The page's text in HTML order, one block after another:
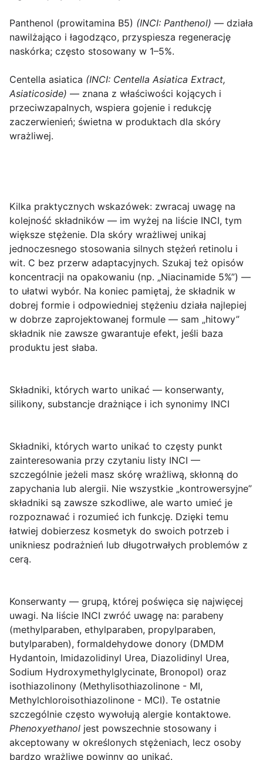
Panthenol (prowitamina B5) (INCI: Panthenol) — działa
nawilżająco i łagodząco, przyspiesza regenerację
naskórka; często stosowany w 1–5%.
Centella asiatica (INCI: Centella Asiatica Extract,
Asiaticoside) — znana z właściwości kojących i
przeciwzapalnych, wspiera gojenie i redukcję
zaczerwienień; świetna w produktach dla skóry
wrażliwej.
Kilka praktycznych wskazówek: zwracaj uwagę na
kolejność składników — im wyżej na liście INCI, tym
większe stężenie. Dla skóry wrażliwej unikaj
jednoczesnego stosowania silnych stężeń retinolu i
wit. C bez przerw adaptacyjnych. Szukaj też opisów
koncentracji na opakowaniu (np. „Niacinamide 5%”) —
to ułatwi wybór. Na koniec pamiętaj, że składnik w
dobrej formie i odpowiedniej stężeniu działa najlepiej
w dobrze zaprojektowanej formule — sam „hitowy”
składnik nie zawsze gwarantuje efekt, jeśli baza
produktu jest słaba.
Składniki, których warto unikać — konserwanty,
silikony, substancje drażniące i ich synonimy INCI
Składniki, których warto unikać to częsty punkt
zainteresowania przy czytaniu listy INCI —
szczególnie jeżeli masz skórę wrażliwą, skłonną do
zapychania lub alergii. Nie wszystkie „kontrowersyjne”
składniki są zawsze szkodliwe, ale warto umieć je
rozpoznawać i rozumieć ich funkcję. Dzięki temu
łatwiej dobierzesz kosmetyk do swoich potrzeb i
unikniesz podrażnień lub długotrwałych problemów z
cerą.
Konserwanty — grupą, której poświęca się najwięcej
uwagi. Na liście INCI zwróć uwagę na: parabeny
(methylparaben, ethylparaben, propylparaben,
butylparaben), formaldehydowe donory (DMDM
Hydantoin, Imidazolidinyl Urea, Diazolidinyl Urea,
Sodium Hydroxymethylglycinate, Bronopol) oraz
isothiazolinony (Methylisothiazolinone - MI,
Methylchloroisothiazolinone - MCI). Te ostatnie
szczególnie często wywołują alergie kontaktowe.
Phenoxyethanol jest powszechnie stosowany i
akceptowany w określonych stężeniach, lecz osoby
bardzo wrażliwe powinny go unikać.